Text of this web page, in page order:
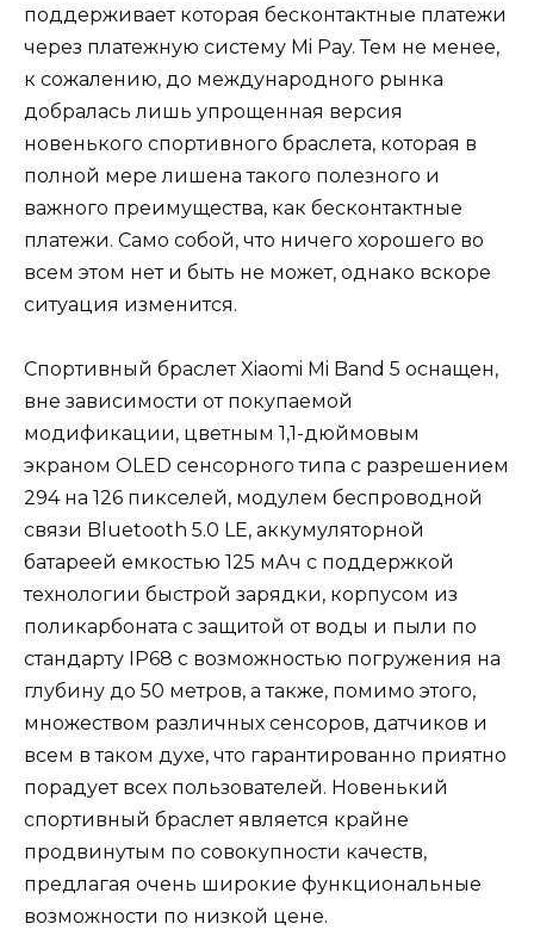
поддерживает которая бесконтактные платежи
через платежную систему Mi Pay. Тем не менее,
к сожалению, до международного рынка
добралась лишь упрощенная версия
новенького спортивного браслета, которая в
полной мере лишена такого полезного и
важного преимущества, как бесконтактные
платежи. Само собой, что ничего хорошего во
всем этом нет и быть не может, однако вскоре
ситуация изменится.
Спортивный браслет Xiaomi Mi Band 5 оснащен,
вне зависимости от покупаемой
модификации, цветным 1,1-дюймовым
экраном OLED сенсорного типа с разрешением
294 на 126 пикселей, модулем беспроводной
связи Bluetooth 5.0 LE, аккумуляторной
батареей емкостью 125 мАч с поддержкой
технологии быстрой зарядки, корпусом из
поликарбоната с защитой от воды и пыли по
стандарту IP68 с возможностью погружения на
глубину до 50 метров, а также, помимо этого,
множеством различных сенсоров, датчиков и
всем в таком духе, что гарантированно приятно
порадует всех пользователей. Новенький
спортивный браслет является крайне
продвинутым по совокупности качеств,
предлагая очень широкие функциональные
возможности по низкой цене.